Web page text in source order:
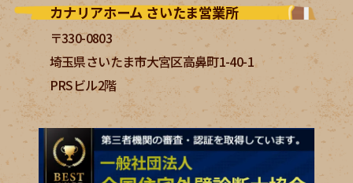
カナリアホーム さいたま営業所
〒330-0803
埼玉県さいたま市大宮区高鼻町1-40-1
PRSビル2階